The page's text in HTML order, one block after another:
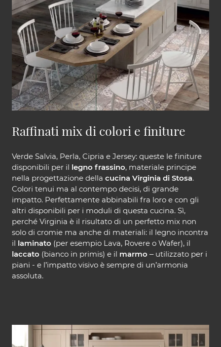
Raffinati mix di colori e finiture
Verde Salvia, Perla, Cipria e Jersey: queste le finiture
disponibili per il legno frassino, materiale principe
nella progettazione della cucina Virginia di Stosa.
Colori tenui ma al contempo decisi, di grande
impatto. Perfettamente abbinabili fra loro e con gli
altri disponibili per i moduli di questa cucina. Sì,
perché Virginia è il risultato di un perfetto mix non
solo di cromie ma anche di materiali: il legno incontra
il laminato (per esempio Lava, Rovere o Wafer), il
laccato (bianco in primis) e il marmo – utilizzato per i
piani - e l’impatto visivo è sempre di un’armonia
assoluta.